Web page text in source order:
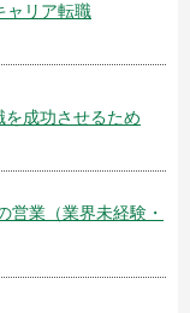
ャリア転職
成功させるため
営業（業界未経験・